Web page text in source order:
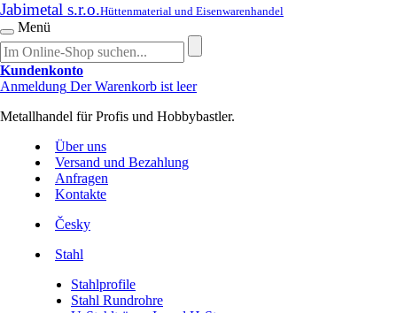
Jabimetal s.r.o.Hüttenmaterial und Eisenwarenhandel
Menü
Kundenkonto
Anmeldung Der Warenkorb ist leer
Metallhandel für Profis und Hobbybastler.
Über uns
Versand und Bezahlung
Anfragen
Kontakte
Česky
Stahl
Stahlprofile
Stahl Rundrohre